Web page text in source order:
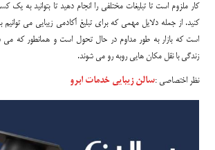
کار ملزوم است تا تبلیغات مختلفی را انجام دهید تا بتوانید به
کنید. از جمله دلایل مهمی که برای تبلیغ آکادمی زیبایی می توانیم
است که بازار به طور مداوم در حال تحول است و همانطور که می
زندگی با نقل مکان هایی روبه رو می شوند.
نظر اختصاصی :سالن زیبایی خدمات ابرو